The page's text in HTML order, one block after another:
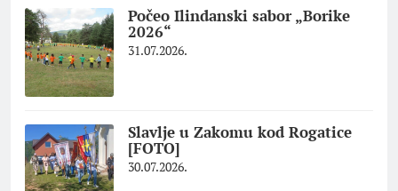
Počeo Ilindanski sabor „Borike
2026“
31.07.2026.
Slavlje u Zakomu kod Rogatice
[FOTO]
30.07.2026.